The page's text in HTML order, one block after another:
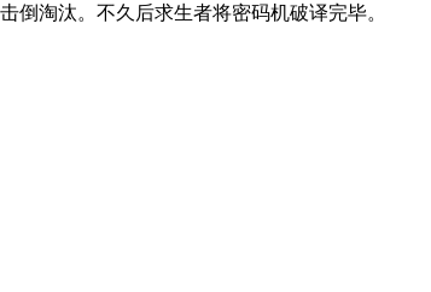
倒淘汰。不久后求生者将密码机破译完毕。